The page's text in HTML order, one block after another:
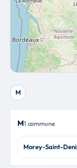
M
M1 commune
Morey-Saint-